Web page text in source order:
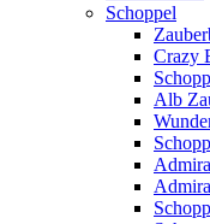
Schoppel
Crazy
Alb